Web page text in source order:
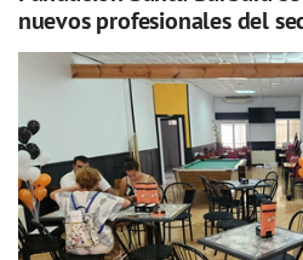
nuevos profesionales del